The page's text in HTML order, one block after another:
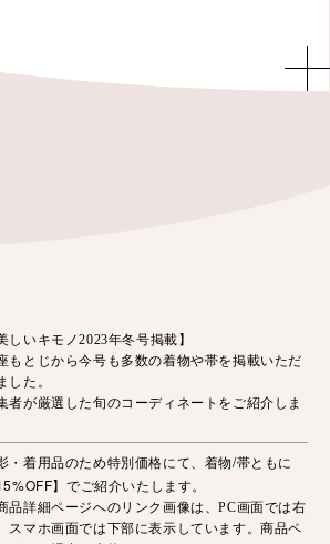
しいキモノ2023年冬号掲載】
もとじから今号も多数の着物や帯を掲載いただ
した。
者が厳選した旬のコーディネートをご紹介しま
・着用品のため特別価格にて、着物/帯ともに
】でご紹介いたします。
品詳細ページへのリンク画像は、PC画面では右
スマホ画面では下部に表示しています。商品ペ